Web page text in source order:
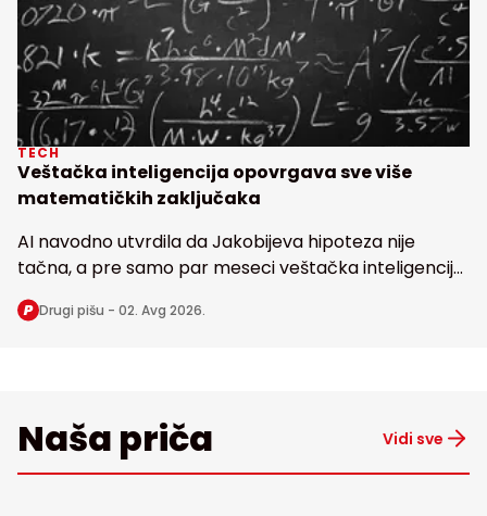
TECH
Veštačka inteligencija opovrgava sve više
matematičkih zaključaka
AI navodno utvrdila da Jakobijeva hipoteza nije
tačna, a pre samo par meseci veštačka inteligencija
dovela u pitanje i poznatu Erdoševu hipotezu, obe
stare bezmalo 100 godina
Drugi pišu - 02. Avg 2026.
Naša priča Vidi sve